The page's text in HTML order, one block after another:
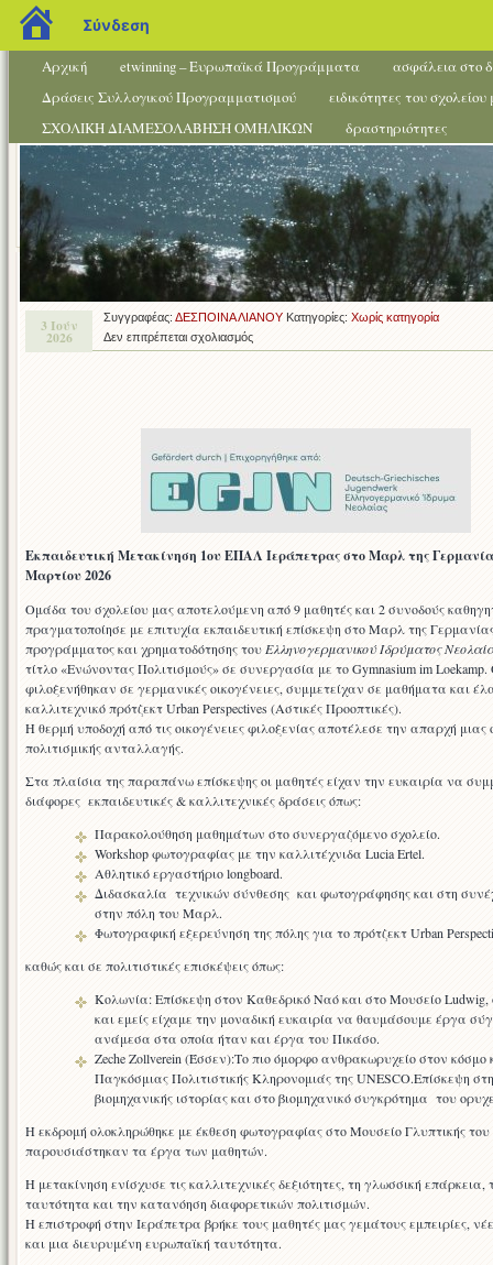
blogs.sch.gr
Σύνδεση
Αρχική etwinning – Ευρωπαϊκά Προγράμματα
ασφάλεια στο
Δράσεις Συλλογικού Προγραμματισμού
ειδικότητες του
ΣΧΟΛΙΚΗ ΔΙΑΜΕΣΟΛΑΒΗΣΗ ΟΜΗΛΙΚΩΝ
δραστηριότητες
3 Ιούν
2026
Συγγραφέας: ΔΕΣΠΟΙΝΑ ΛΙΑΝΟΥ Κατηγορίες: Χωρίς κατηγορία
Δεν επιτρέπεται σχολιασμόςστο
Εκπαιδευτική Μετακίνηση 1ου ΕΠΑΛ Ιεράπετρας στο Μαρλ της
Μαρτίου 2026
Ομάδα του σχολείου μας αποτελούμενη από 9 μαθητές και 2 συνοδούς
πραγματοποίησε με επιτυχία εκπαιδευτική επίσκεψη στο Μαρλ της
προγράμματος και χρηματοδότησης του Ελληνογερμανικού Ιδρύματος
τίτλο «Ενώνοντας Πολιτισμούς» σε συνεργασία με το Gymnasium im Loekamp.
φιλοξενήθηκαν σε γερμανικές οικογένειες, συμμετείχαν σε μαθήματα και
καλλιτεχνικό πρότζεκτ Urban Perspectives (Αστικές Προοπτικές).
Η θερμή υποδοχή από τις οικογένειες φιλοξενίας αποτέλεσε την απαρχή μιας
πολιτισμικής ανταλλαγής.
Στα πλαίσια της παραπάνω επίσκεψης οι μαθητές είχαν την ευκαιρία να
διάφορες εκπαιδευτικές & καλλιτεχνικές δράσεις όπως:
Παρακολούθηση μαθημάτων στο συνεργαζόμενο σχολείο.
Workshop φωτογραφίας με την καλλιτέχνιδα Lucia Ertel.
Αθλητικό εργαστήριο longboard.
Διδασκαλία τεχνικών σύνθεσης και φωτογράφησης και στη
στην πόλη του Μαρλ.
Φωτογραφική εξερεύνηση της πόλης για το πρότζεκτ Urban
καθώς και σε πολιτιστικές επισκέψεις όπως:
Κολωνία: Επίσκεψη στον Καθεδρικό Ναό και στο Μουσείο Ludwig,
και εμείς είχαμε την μοναδική ευκαιρία να θαυμάσουμε έργα
ανάμεσα στα οποία ήταν και έργα του Πικάσο.
Zeche Zollverein (Έσσεν):Το πιο όμορφο ανθρακωρυχείο στον
Παγκόσμιας Πολιτιστικής Κληρονομιάς της UNESCO.Επίσκεψη
βιομηχανικής ιστορίας και στο βιομηχανικό συγκρότημα του
Η εκδρομή ολοκληρώθηκε με έκθεση φωτογραφίας στο Μουσείο Γλυπτικής
παρουσιάστηκαν τα έργα των μαθητών.
Η μετακίνηση ενίσχυσε τις καλλιτεχνικές δεξιότητες, τη γλωσσική
ταυτότητα και την κατανόηση διαφορετικών πολιτισμών.
Η επιστροφή στην Ιεράπετρα βρήκε τους μαθητές μας γεμάτους εμπειρίες,
και μια διευρυμένη ευρωπαϊκή ταυτότητα.